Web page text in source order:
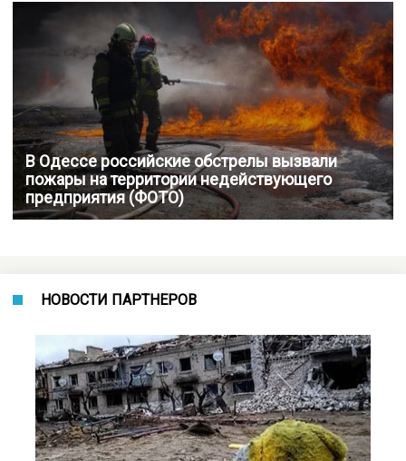
В Одессе российские обстрелы вызвали
пожары на территории недействующего
предприятия (ФОТО)
НОВОСТИ ПАРТНЕРОВ